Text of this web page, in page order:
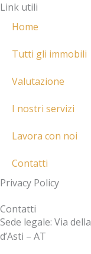
k
e
-
l
Link utili
Home
Tutti gli immobili
Valutazione
I nostri servizi
Lavora con noi
Contatti
Privacy Policy
Contatti
Sede legale: Via
d’Asti – AT